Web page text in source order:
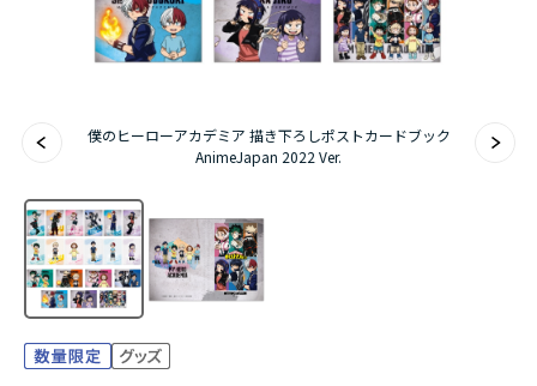
『ふつつかな悪女ではございますが ～雛宮蝶鼠と
僕のヒーローアカデミア 描き下ろしポストカードブック
AnimeJapan 2022 Ver.